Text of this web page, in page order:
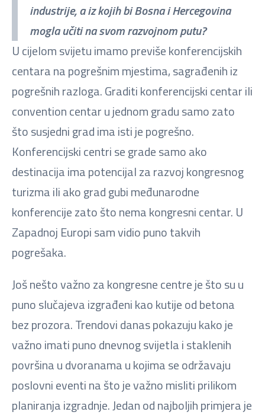
industrije, a iz kojih bi Bosna i Hercegovina
mogla učiti na svom razvojnom putu?
U cijelom svijetu imamo previše konferencijskih
centara na pogrešnim mjestima, sagrađenih iz
pogrešnih razloga. Graditi konferencijski centar ili
convention centar u jednom gradu samo zato
što susjedni grad ima isti je pogrešno.
Konferencijski centri se grade samo ako
destinacija ima potencijal za razvoj kongresnog
turizma ili ako grad gubi međunarodne
konferencije zato što nema kongresni centar. U
Zapadnoj Europi sam vidio puno takvih
pogrešaka.
Još nešto važno za kongresne centre je što su u
puno slučajeva izgrađeni kao kutije od betona
bez prozora. Trendovi danas pokazuju kako je
važno imati puno dnevnog svijetla i staklenih
površina u dvoranama u kojima se održavaju
poslovni eventi na što je važno misliti prilikom
planiranja izgradnje. Jedan od najboljih primjera je